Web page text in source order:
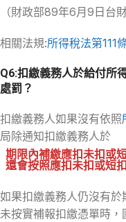
（財政部89年6月9日台
相關法規:所得稅法第111
Q6:扣繳義務人於給付所
處罰？
扣繳義務人如果沒有依照
局除通知扣繳義務人於
期限內補繳應扣未扣或
還會按照應扣未扣或短
如果扣繳義務人仍沒有
未按實補報扣繳憑單時